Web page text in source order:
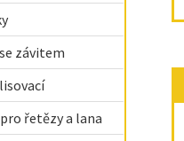
závitem
řetězy a lana